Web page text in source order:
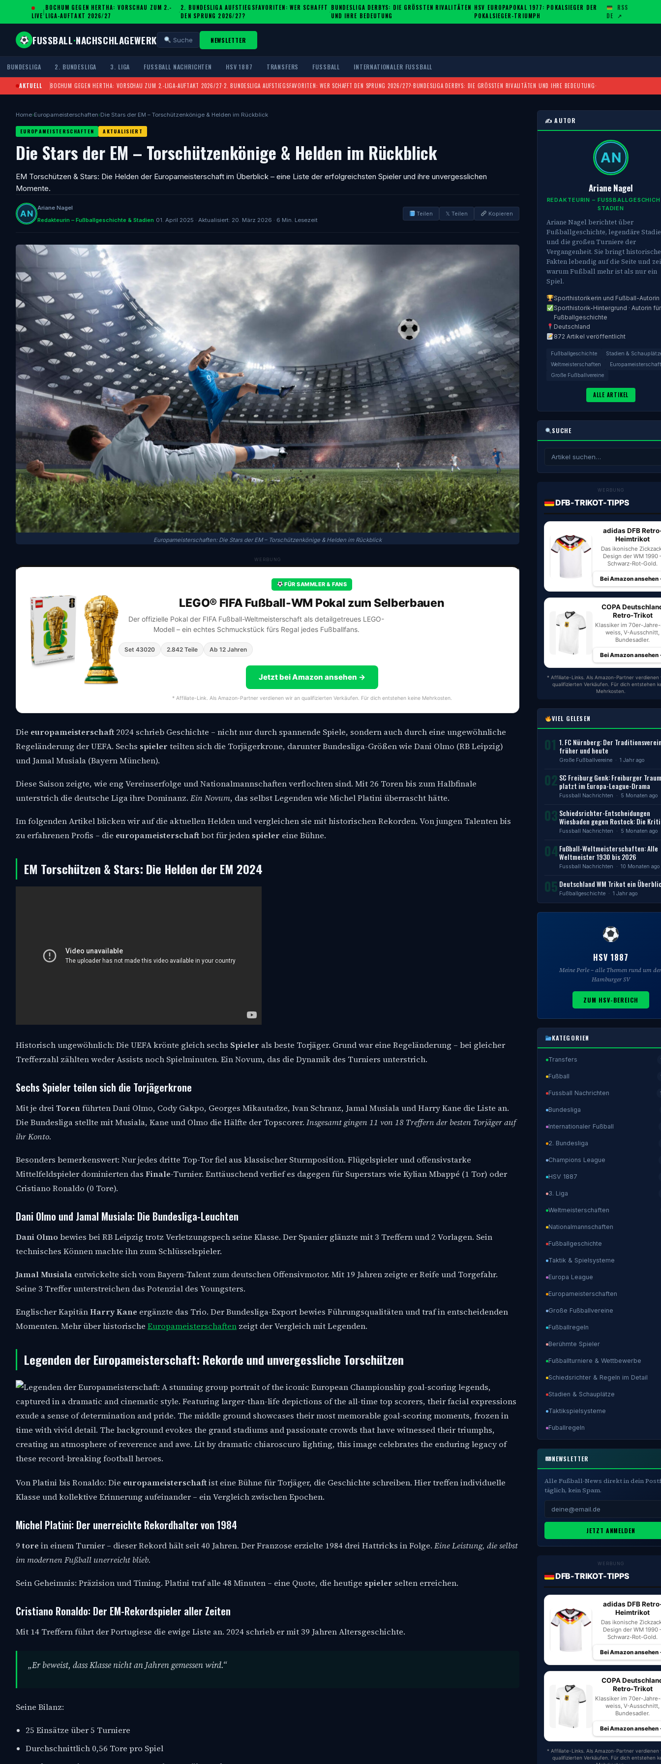
LIVE
|
BOCHUM GEGEN HERTHA: VORSCHAU ZUM 2.-
LIGA-AUFTAKT 2026/27
·
2. BUNDESLIGA AUFSTIEGSFAVORITEN: WER SCHAFFT
DEN SPRUNG 2026/27?
·
BUNDESLIGA DERBYS: DIE GRÖSSTEN RIVALITÄTEN U
ND IHRE BEDEUTUNG
·
HSV EUROPAPOKAL 1977: POKALSIEGER DER
POKALSIEGER-TRIUMPH
DE
RSS
↗
FUSSBALL·NACHSCHLAGEWERK Suche NEWSLETTER
BUNDESLIGA 2. BUNDESLIGA 3. LIGA FUSSBALL NACHRICHTEN HSV 1887 TRANSFERS FUSSBALL INTERNATIONALER FUSSBALL
AKTUELL BOCHUM GEGEN HERTHA: VORSCHAU ZUM 2.-LIGA-AUFTAKT 2026/27·2. BUNDESLIGA AUFSTIEGSFAVORITEN: WER SCHAFFT DEN SPRUNG 2026/27?·BUNDESLIGA DERBYS: DIE GRÖSSTEN RIVALITÄTEN UND IHRE BEDEUTUNG ·
Home›Europameisterschaften›Die Stars der EM – Torschützenkönige & Helden im Rückblick
EUROPAMEISTERSCHAFTEN AKTUALISIERT
Die Stars der EM – Torschützenkönige & Helden im Rückblick
EM Torschützen & Stars: Die Helden der Europameisterschaft im Überblick – eine Liste der erfolgreichsten Spieler und ihre unvergesslichen
Momente.
Ariane Nagel
Redakteurin – Fußballgeschichte & Stadien 01. April 2025 · Aktualisiert: 20. März 2026 · 6 Min. Lesezeit
Teilen 𝕏 Teilen Kopieren
Europameisterschaften: Die Stars der EM – Torschützenkönige & Helden im Rückblick
WERBUNG
FÜR SAMMLER & FANS
LEGO® FIFA Fußball-WM Pokal zum Selberbauen
Der offizielle Pokal der FIFA Fußball-Weltmeisterschaft als detailgetreues LEGO-
Modell – ein echtes Schmuckstück fürs Regal jedes Fußballfans.
Set 43020 2.842 Teile Ab 12 Jahren
Jetzt bei Amazon ansehen →
* Affiliate-Link. Als Amazon-Partner verdienen wir an qualifizierten Verkäufen. Für dich entstehen keine Mehrkosten.
Die europameisterschaft 2024 schrieb Geschichte – nicht nur durch spannende Spiele, sondern auch durch eine ungewöhnliche
Regeländerung der UEFA. Sechs spieler teilten sich die Torjägerkrone, darunter Bundesliga-Größen wie Dani Olmo (RB Leipzig)
und Jamal Musiala (Bayern München).
Diese Saison zeigte, wie eng Vereinserfolge und Nationalmannschaften verflochten sind. Mit 26 Toren bis zum Halbfinale
unterstrich die deutsche Liga ihre Dominanz. Ein Novum, das selbst Legenden wie Michel Platini überrascht hätte.
Im folgenden Artikel blicken wir auf die aktuellen Helden und vergleichen sie mit historischen Rekorden. Von jungen Talenten bis
zu erfahrenen Profis – die europameisterschaftbot für jeden spieler eine Bühne.
EM Torschützen & Stars: Die Helden der EM 2024
Historisch ungewöhnlich: Die UEFA krönte gleich sechs Spieler als beste Torjäger. Grund war eine Regeländerung – bei gleicher
Trefferzahl zählten weder Assists noch Spielminuten. Ein Novum, das die Dynamik des Turniers unterstrich.
Sechs Spieler teilen sich die Torjägerkrone
Mit je drei Torenführten Dani Olmo, Cody Gakpo, Georges Mikautadze, Ivan Schranz, Jamal Musiala und Harry Kane die Liste an.
Die Bundesliga stellte mit Musiala, Kane und Olmo die Hälfte der Topscorer. Insgesamt gingen 11 von 18 Treffern der besten Torjäger auf
ihr Konto.
Besonders bemerkenswert: Nur jedes dritte Top-Tor fiel aus klassischer Sturmposition. Flügelspieler und offensivstarke
Mittelfeldspieler dominierten das Finale-Turnier. Enttäuschend verlief es dagegen für Superstars wie Kylian Mbappé (1 Tor) oder
Cristiano Ronaldo (0 Tore).
Dani Olmo und Jamal Musiala: Die Bundesliga-Leuchten
Dani Olmo bewies bei RB Leipzig trotz Verletzungspech seine Klasse. Der Spanier glänzte mit 3 Treffern und 2 Vorlagen. Sein
technisches Können machte ihn zum Schlüsselspieler.
Jamal Musiala entwickelte sich vom Bayern-Talent zum deutschen Offensivmotor. Mit 19 Jahren zeigte er Reife und Torgefahr.
Seine 3 Treffer unterstreichen das Potenzial des Youngsters.
Englischer KapitänHarry Kane ergänzte das Trio. Der Bundesliga-Export bewies Führungsqualitäten und traf in entscheidenden
Momenten. Mehr über historische Europameisterschaften zeigt der Vergleich mit Legenden.
Legenden der Europameisterschaft: Rekorde und unvergessliche Torschützen
Von Platini bis Ronaldo: Die europameisterschaftist eine Bühne für Torjäger, die Geschichte schreiben. Hier treffen individuelle
Klasse und kollektive Erinnerung aufeinander – ein Vergleich zwischen Epochen.
Michel Platini: Der unerreichte Rekordhalter von 1984
9tore in einem Turnier – dieser Rekord hält seit 40 Jahren. Der Franzose erzielte 1984 drei Hattricks in Folge. Eine Leistung, die selbst
im modernen Fußball unerreicht blieb.
Sein Geheimnis: Präzision und Timing. Platini traf alle 48 Minuten – eine Quote, die heutige spieler selten erreichen.
Cristiano Ronaldo: Der EM-Rekordspieler aller Zeiten
Mit 14 Treffern führt der Portugiese die ewige Liste an. 2024 schrieb er mit 39 Jahren Altersgeschichte.
„Er beweist, dass Klasse nicht an Jahren gemessen wird.“
Seine Bilanz:
25 Einsätze über 5 Turniere
Durchschnittlich 0,56 Tore pro Spiel
✍️ AUTOR
Ariane Nagel
REDAKTEURIN –
TADIEN
Ariane Nagel berichtet über
Fußballgeschichte, legendäre
und die großen Turniere der
Vergangenheit. Sie bringt historische
Fakten lebendig auf die Seite und
warum Fußball mehr ist als nur ein
Spiel.
Sporthistorikerin und Fußball-Autorin
Sporthistorik-Hintergrund · Autorin für
Fußballgeschichte
Deutschland
872 Artikel veröffentlicht
Fußballgeschichte
Stadien &
Weltmeisterschaften
Große Fußballvereine
ALLE ARTIKEL
SUCHE
WERBUNG
DFB-TRIKOT-TIPPS
adidas DFB
Heimtrikot
Das ikonische
Design der WM 1990
Schwarz-Rot-Gold.
Bei Amazon ansehen
COPA
Retro-Trikot
Klassiker im 70er-
weiss, V-Ausschnitt,
Bundesadler.
Bei Amazon ansehen
* Affiliate-Links. Als Amazon-Partner verdienen
qualifizierten Verkäufen. Für dich entstehen
Mehrkosten.
VIEL GELESEN
01 1. FC Nürnberg: Der
früher und heute
Große Fußballvereine · 1 Jahr ago
02 SC Freiburg Genk: Freiburger Traum
platzt im Europa-League-Drama
Fussball Nachrichten · 5 Monaten ago
03 Schiedsrichter-Entscheidungen
Wiesbaden gegen Rostock: Die
Fussball Nachrichten · 5 Monaten ago
04 Fußball-Weltmeisterschaften: Alle
Weltmeister 1930 bis 2026
Fussball Nachrichten · 10 Monaten ago
05 Deutschland WM Trikot ein
Fußballgeschichte · 1 Jahr ago
HSV 1887
Meine Perle – alle Themen rund um
Hamburger SV
ZUM HSV-BEREICH
KATEGORIEN
Transfers
Fußball
Fussball Nachrichten
Bundesliga
Internationaler Fußball
2. Bundesliga
Champions League
HSV 1887
3. Liga
Weltmeisterschaften
Nationalmannschaften
Fußballgeschichte
Taktik & Spielsysteme
Europa League
Europameisterschaften
Große Fußballvereine
Fußballregeln
Berühmte Spieler
Fußballturniere & Wettbewerbe
Schiedsrichter & Regeln im Detail
Stadien & Schauplätze
Taktikspielsysteme
Fuballregeln
NEWSLETTER
Alle Fußball-News direkt in dein
täglich, kein Spam.
JETZT ANMELDEN
WERBUNG
DFB-TRIKOT-TIPPS
adidas DFB
Heimtrikot
Das ikonische
Design der WM 1990
Schwarz-Rot-Gold.
Bei Amazon ansehen
COPA
Retro-Trikot
Klassiker im 70er-
weiss, V-Ausschnitt,
Bundesadler.
Bei Amazon ansehen
* Affiliate-Links. Als Amazon-Partner verdienen
qualifizierten Verkäufen. Für dich entstehen